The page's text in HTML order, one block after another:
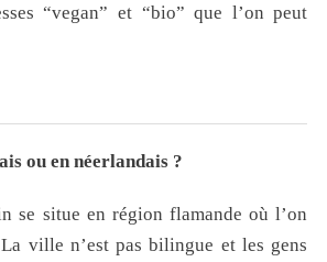
“vegan” et “bio” que l’on peut
ou en néerlandais ?
se situe en région flamande où l’on
ville n’est pas bilingue et les gens